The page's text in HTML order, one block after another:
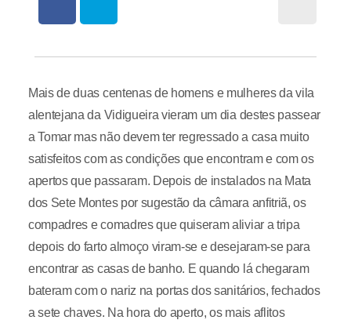
Mais de duas centenas de homens e mulheres da vila
alentejana da Vidigueira vieram um dia destes passear
a Tomar mas não devem ter regressado a casa muito
satisfeitos com as condições que encontram e com os
apertos que passaram. Depois de instalados na Mata
dos Sete Montes por sugestão da câmara anfitriã, os
compadres e comadres que quiseram aliviar a tripa
depois do farto almoço viram-se e desejaram-se para
encontrar as casas de banho. E quando lá chegaram
bateram com o nariz na portas dos sanitários, fechados
a sete chaves. Na hora do aperto, os mais aflitos